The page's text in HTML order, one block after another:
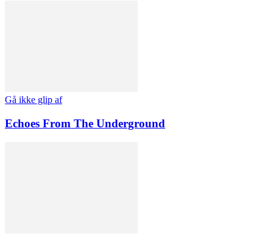
Gå ikke glip af
Echoes From The Underground